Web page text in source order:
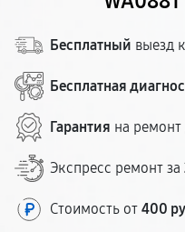
Бесплатный выезд
Бесплатная
Гарантия на ремонт
Экспресс ремонт за
Стоимость от 400